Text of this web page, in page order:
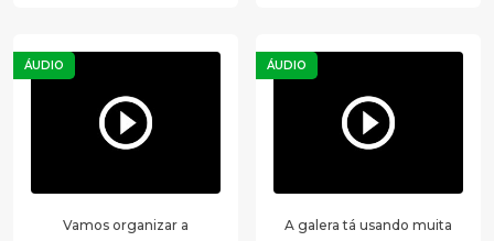
ÁUDIO
Vamos organizar a
ÁUDIO
A galera tá usando muita